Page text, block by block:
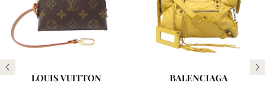
LOUIS VUITTON BALENCIAGA